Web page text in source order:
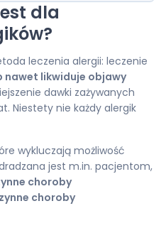
dla
leczenia alergii: leczenie
nawet likwiduje objawy
dawki zażywanych
Niestety nie każdy alergik
wykluczają możliwość
jest m.in. pacjentom,
choroby
choroby